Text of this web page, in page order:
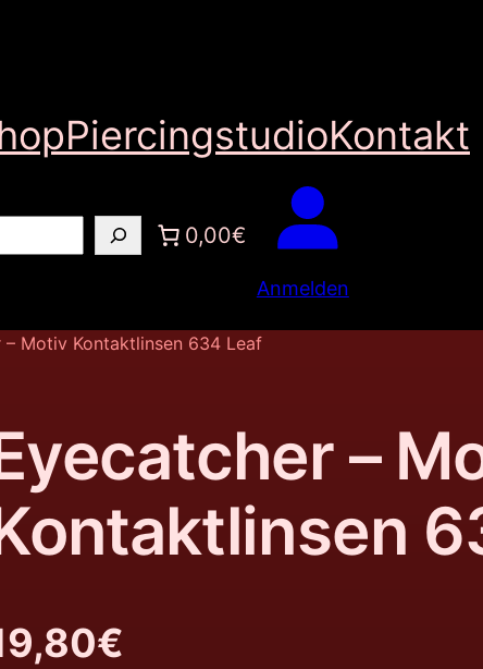
PiercingstudioKontakt
0,00€
Anmelden
– Motiv Kontaktlinsen 634 Leaf
–
€